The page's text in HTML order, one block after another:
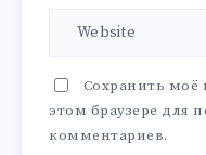
Сохранить моё
этом браузере для
комментариев.